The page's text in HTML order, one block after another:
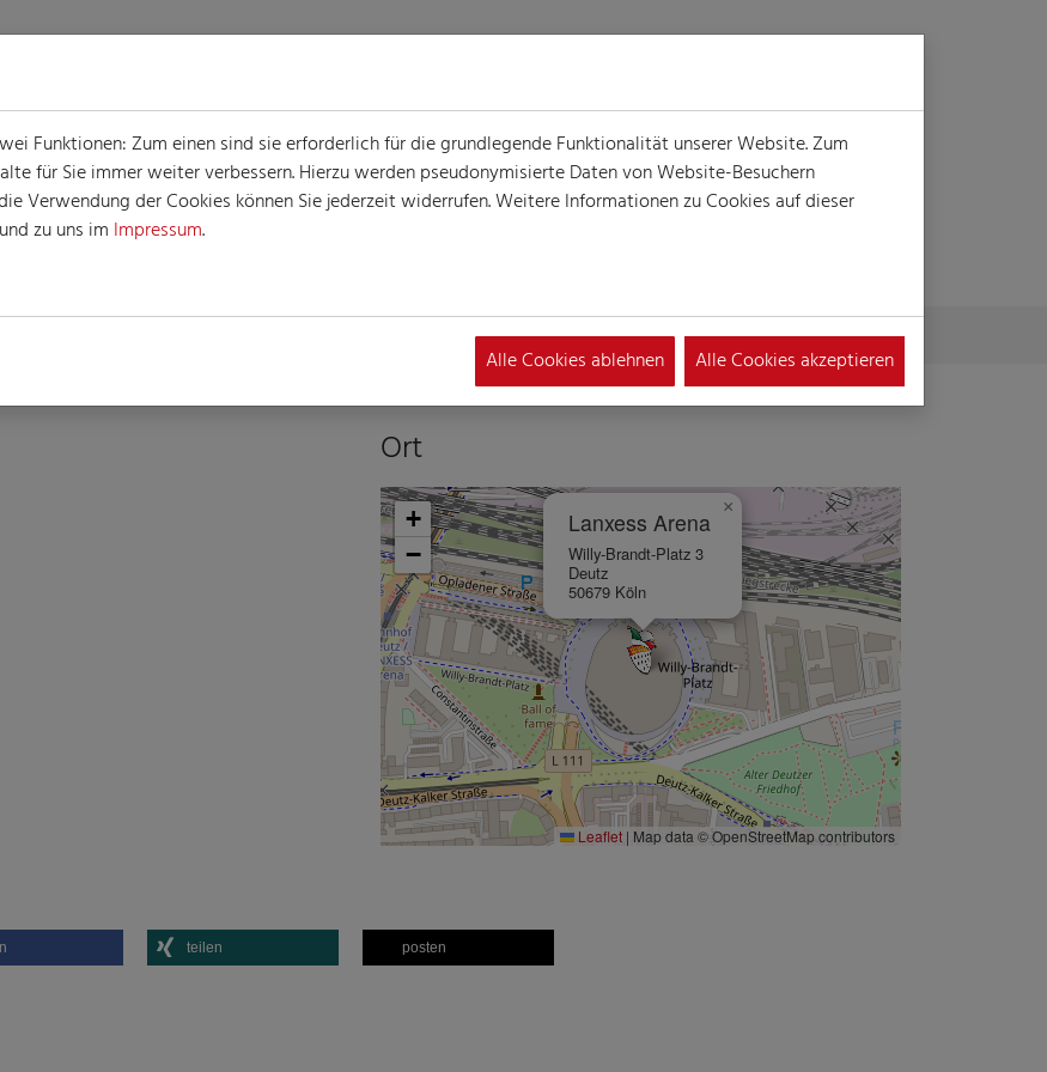
Ort
Lanxess Arena
Willy-Brandt-Platz 3
Deutz
50679 Köln
×
+
−
Leaflet | Map data © OpenStreetMap contributors
teilen posten
Funktionen: Zum einen sind sie erforderlich für die grundlegende Funktionalität unserer Website. Zum
für Sie immer weiter verbessern. Hierzu werden pseudonymisierte Daten von Website-Besuchern
Verwendung der Cookies können Sie jederzeit widerrufen. Weitere Informationen zu Cookies auf dieser
und zu uns im Impressum.
Alle Cookies ablehnen Alle Cookies akzeptieren